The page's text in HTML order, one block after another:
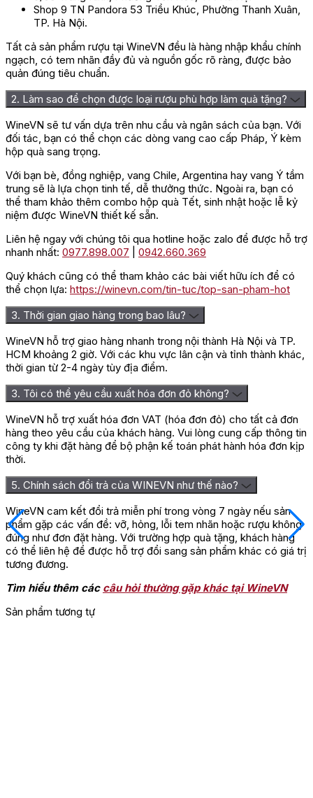
Shop 9 TN Pandora 53 Triều Khúc, Phường Thanh Xuân,
TP. Hà Nội.
Tất cả sản phẩm rượu tại WineVN đều là hàng nhập khẩu chính
ngạch, có tem nhãn đầy đủ và nguồn gốc rõ ràng, được bảo
quản đúng tiêu chuẩn.
2. Làm sao để chọn được loại rượu phù hợp làm quà tặng?
WineVN sẽ tư vấn dựa trên nhu cầu và ngân sách của bạn. Với
đối tác, bạn có thể chọn các dòng vang cao cấp Pháp, Ý kèm
hộp quà sang trọng.
Với bạn bè, đồng nghiệp, vang Chile, Argentina hay vang Ý tầm
trung sẽ là lựa chọn tinh tế, dễ thưởng thức. Ngoài ra, bạn có
thể tham khảo thêm combo hộp quà Tết, sinh nhật hoặc lễ kỷ
niệm được WineVN thiết kế sẵn.
Liên hệ ngay với chúng tôi qua hotline hoặc zalo để được hỗ trợ
nhanh nhất: 0977.898.007
0942.660.369
Quý khách cũng có thể tham khảo các bài viết hữu ích để có
thể chọn lựa: https://winevn.com/tin-tuc/top-san-pham-hot
3. Thời gian giao hàng trong bao lâu?
WineVN hỗ trợ giao hàng nhanh trong nội thành Hà Nội và TP.
HCM khoảng 2 giờ. Với các khu vực lân cận và tỉnh thành khác,
thời gian từ 2-4 ngày tùy địa điểm.
3. Tôi có thể yêu cầu xuất hóa đơn đỏ không?
WineVN hỗ trợ xuất hóa đơn VAT (hóa đơn đỏ) cho tất cả đơn
hàng theo yêu cầu của khách hàng. Vui lòng cung cấp thông tin
công ty khi đặt hàng để bộ phận kế toán phát hành hóa đơn kịp
thời.
5. Chính sách đổi trả của WINEVN như thế nào?
WineVN cam kết đổi trả miễn phí trong vòng 7 ngày nếu sản
phẩm gặp các vấn đề: vỡ, hỏng, lỗi tem nhãn hoặc rượu không
đúng như đơn đặt hàng. Với trường hợp quà tặng, khách hàng
có thể liên hệ để được hỗ trợ đổi sang sản phẩm khác có giá trị
tương đương.
Tìm hiểu thêm các câu hỏi thường gặp khác tại WineVN
Sản phẩm tương tự